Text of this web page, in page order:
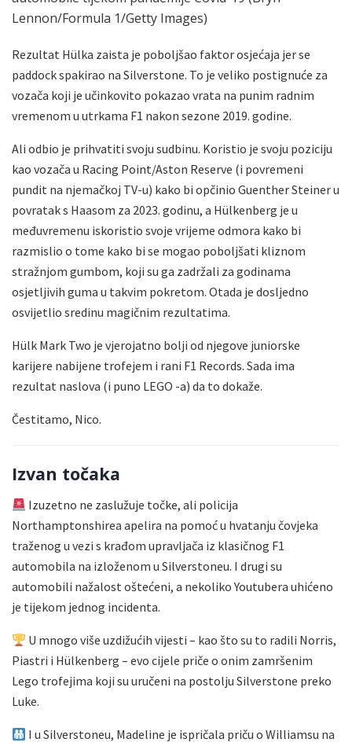
Lennon/Formula 1/Getty Images)
Rezultat Hülka zaista je poboljšao faktor osjećaja jer se
paddock spakirao na Silverstone. To je veliko postignuće za
vozača koji je učinkovito pokazao vrata na punim radnim
vremenom u utrkama F1 nakon sezone 2019. godine.
Ali odbio je prihvatiti svoju sudbinu. Koristio je svoju poziciju
kao vozača u Racing Point/Aston Reserve (i povremeni
pundit na njemačkoj TV-u) kako bi opčinio Guenther Steiner u
povratak s Haasom za 2023. godinu, a Hülkenberg je u
međuvremenu iskoristio svoje vrijeme odmora kako bi
razmislio o tome kako bi se mogao poboljšati kliznom
stražnjom gumbom, koji su ga zadržali za godinama
osjetljivih guma u takvim pokretom. Otada je dosljedno
osvijetlio sredinu magičnim rezultatima.
Hülk Mark Two je vjerojatno bolji od njegove juniorske
karijere nabijene trofejem i rani F1 Records. Sada ima
rezultat naslova (i puno LEGO -a) da to dokaže.
Čestitamo, Nico.
Izvan točaka
Izuzetno ne zaslužuje točke, ali policija
Northamptonshirea apelira na pomoć u hvatanju čovjeka
traženog u vezi s krađom upravljača iz klasičnog F1
automobila na izloženom u Silverstoneu. I drugi su
automobili nažalost oštećeni, a nekoliko Youtubera uhićeno
je tijekom jednog incidenta.
U mnogo više uzdižućih vijesti – kao što su to radili Norris,
Piastri i Hülkenberg – evo cijele priče o onim zamršenim
Lego trofejima koji su uručeni na postolju Silverstone preko
Luke.
I u Silverstoneu, Madeline je ispričala priču o Williamsu na